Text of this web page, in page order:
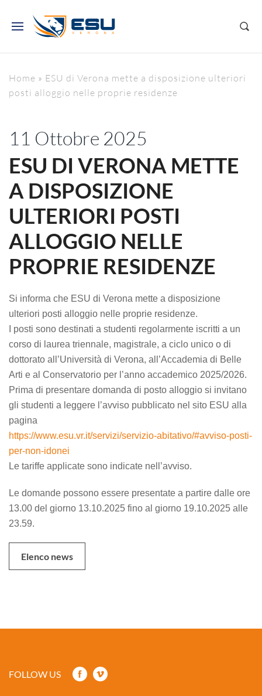
Home » ESU di Verona mette a disposizione ulteriori
posti alloggio nelle proprie residenze
11 Ottobre 2025
ESU DI VERONA METTE
A DISPOSIZIONE
ULTERIORI POSTI
ALLOGGIO NELLE
PROPRIE RESIDENZE
Si informa che ESU di Verona mette a disposizione
ulteriori posti alloggio nelle proprie residenze.
I posti sono destinati a studenti regolarmente iscritti a un
corso di laurea triennale, magistrale, a ciclo unico o di
dottorato all’Università di Verona, all’Accademia di Belle
Arti e al Conservatorio per l’anno accademico 2025/2026.
Prima di presentare domanda di posto alloggio si invitano
gli studenti a leggere l’avviso pubblicato nel sito ESU alla
pagina
https://www.esu.vr.it/servizi/servizio-abitativo/#avviso-posti-
per-non-idonei
Le tariffe applicate sono indicate nell’avviso.
Le domande possono essere presentate a partire dalle ore
13.00 del giorno 13.10.2025 fino al giorno 19.10.2025 alle
23.59.
Elenco news
FOLLOW US